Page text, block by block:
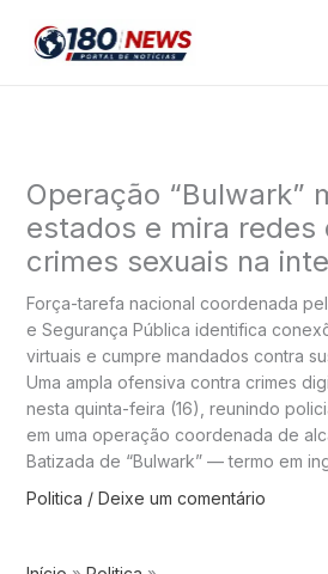
para
Operação “Bulwark”
estados e mira redes
crimes sexuais na
Força-tarefa nacional coordenada
e Segurança Pública identifica
virtuais e cumpre mandados contra
Uma ampla ofensiva contra crimes
nesta quinta-feira (16), reunindo
em uma operação coordenada de
Batizada de “Bulwark” — termo em
Politica / Deixe um comentário